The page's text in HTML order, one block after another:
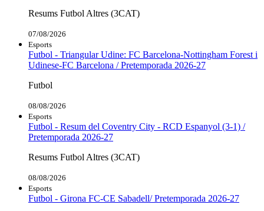
Resums Futbol Altres (3CAT)
07/08/2026
Esports
Futbol - Triangular Udine: FC Barcelona-Nottingham Forest i
Udinese-FC Barcelona / Pretemporada 2026-27
Futbol
08/08/2026
Esports
Futbol - Resum del Coventry City - RCD Espanyol (3-1) /
Pretemporada 2026-27
Resums Futbol Altres (3CAT)
08/08/2026
Esports
Futbol - Girona FC-CE Sabadell/ Pretemporada 2026-27